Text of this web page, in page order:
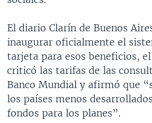
búsqueda
PERÚ
ECUADOR
VENEZUELA
BRASIL
GUATEMALA
HONDURAS
NICARAGUA
LIBERTAD DE PRENSA
MUNDO
ECONOMÍA
ENTRETENIMIENTO Y CULTURA
TECNOLOGÍA
LIBERTAD DE PRENSA
UCRANIA
MULTIMEDIA
VIDEOS
FOTOGRAFÍA
PROGRAMAS TV
EL MUNDO AL DÍA
RADIO
El diario Clarín de Buenos
inaugurar oficialmente el
tarjeta para esos beneficios,
criticó las tarifas de las
Banco Mundial y afirmó que
los países menos
fondos para los planes”.